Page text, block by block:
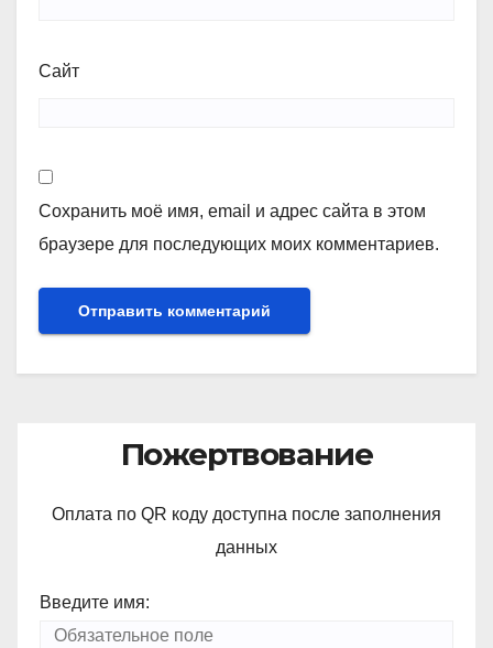
Сайт
Сохранить моё имя, email и адрес сайта в этом
браузере для последующих моих комментариев.
Пожертвование
Оплата по QR коду доступна после заполнения
данных
Введите имя: